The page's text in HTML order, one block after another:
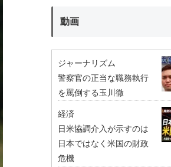
動画
ジャーナリズム
警察官の正当な職務執行
を罵倒する玉川徹
経済
日米協調介入が示すのは
日本ではなく米国の財政
危機